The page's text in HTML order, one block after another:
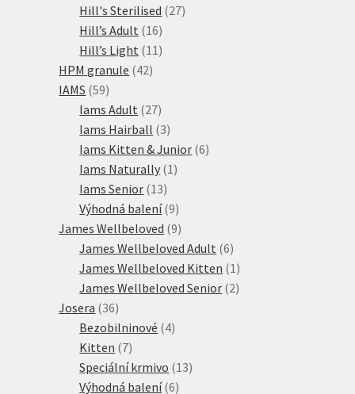
Hill's Sterilised 2727
Hill’s Adult 1616
produktů
Hill’s Light 11 11
HPM granule 4242
IAMS 5959
produktů
Iams Adult 2727
produktů
Iams Hairball 33
produkty
Iams Kitten & Junior 66
Iams Naturally 1 1
Iams Senior 1313
produktů
Výhodná balení 99
produktů
James Wellbeloved 99
produktů
James Wellbeloved Adult 66
produktů
James Wellbeloved Kitten 1 1
produkt
James Wellbeloved Senior 22
Josera 3636
produktů
Bezobilninové 44
Kitten 77
produktů
Speciální krmivo 1313
Výhodná balení 66